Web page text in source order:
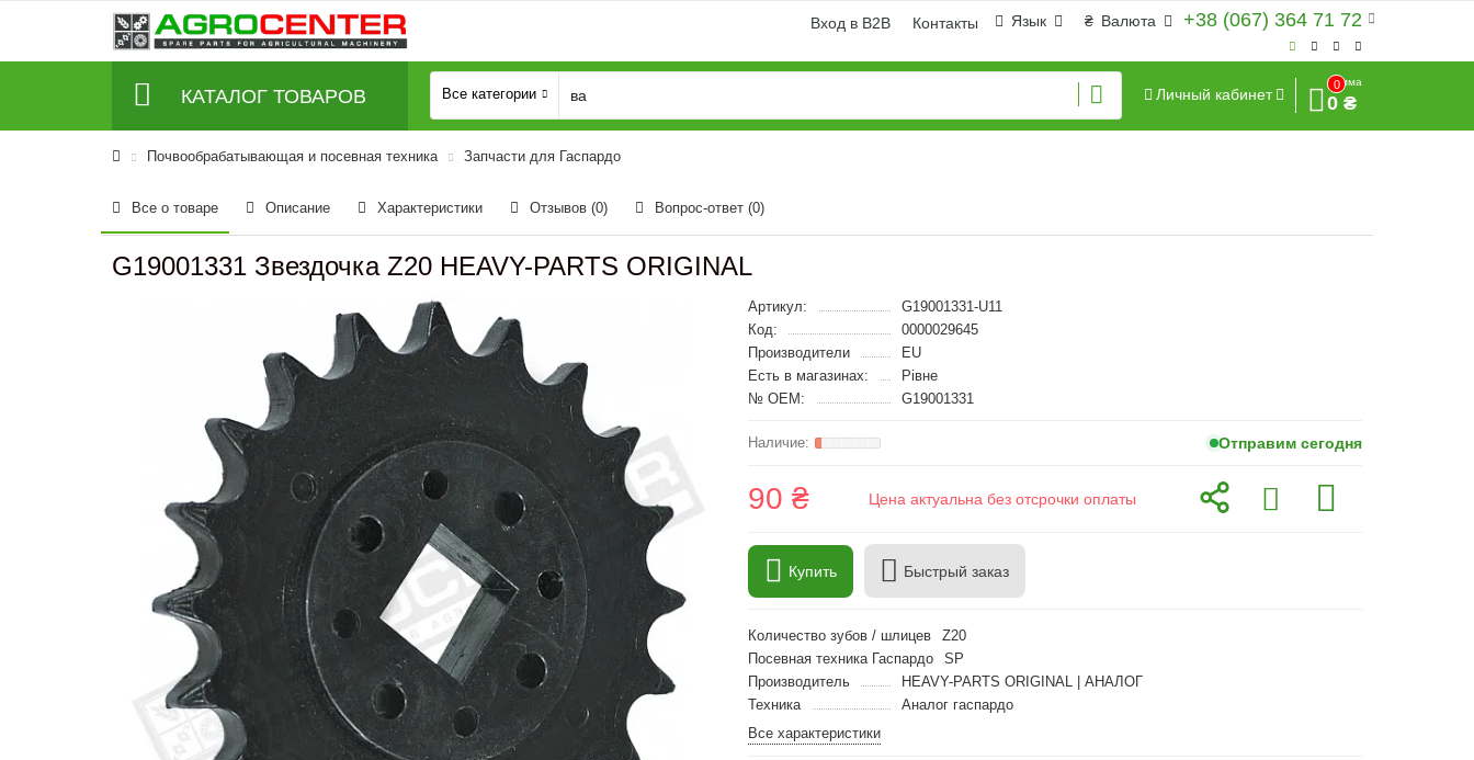
+38 (067) 364 71 72
₴ Валюта
Язык
Вход в B2B Контакты
КАТАЛОГ ТОВАРОВ Все категории Личный кабинет
0
Сумма
0 ₴
Почвообрабатывающая и посевная техника Запчасти для Гаспардо
Все о товаре Описание Характеристики Отзывов (0) Вопрос-ответ (0)
G19001331 Звездочка Z20 HEAVY-PARTS ORIGINAL
Артикул:
G19001331-U11
Код:
0000029645
Производители
EU
Есть в магазинах:
Рівне
№ OEM:
G19001331
Отправим сегодня
90 ₴ Цена актуальна без отсрочки оплаты
Купить Быстрый заказ
Количество зубов / шлицев
Z20
Посевная техника Гаспардо
SP
Производитель
HEAVY-PARTS ORIGINAL | АНАЛОГ
Техника
Аналог гаспардо
Все характеристики